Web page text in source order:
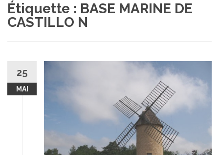
Étiquette : BASE MARINE DE
CASTILLO N
25
MAI